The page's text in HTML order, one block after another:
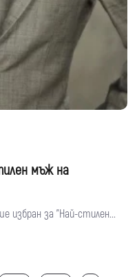
мъж на
избран за "Най-стилен...